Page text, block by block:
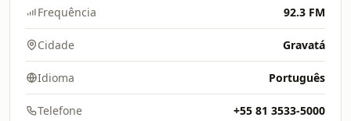
Frequência 92.3 FM
Cidade Gravatá
Idioma Português
Telefone +55 81 3533-5000